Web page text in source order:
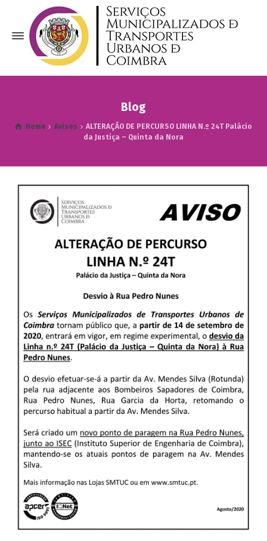
Blog
Home Avisos
ALTERAÇÃO DE PERCURSO LINHA N.º 24T Palácio
da Justiça – Quinta da Nora